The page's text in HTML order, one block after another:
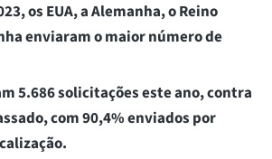
os EUA, a Alemanha, o Reino
enviaram o maior número de
5.686 solicitações este ano, contra
com 90,4% enviados por